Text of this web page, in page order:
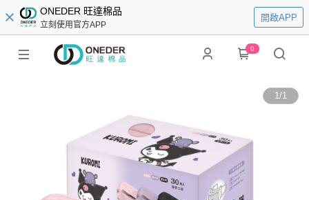
ONEDER 旺達棉品
立刻使用官方APP
開啟APP
0
1/1